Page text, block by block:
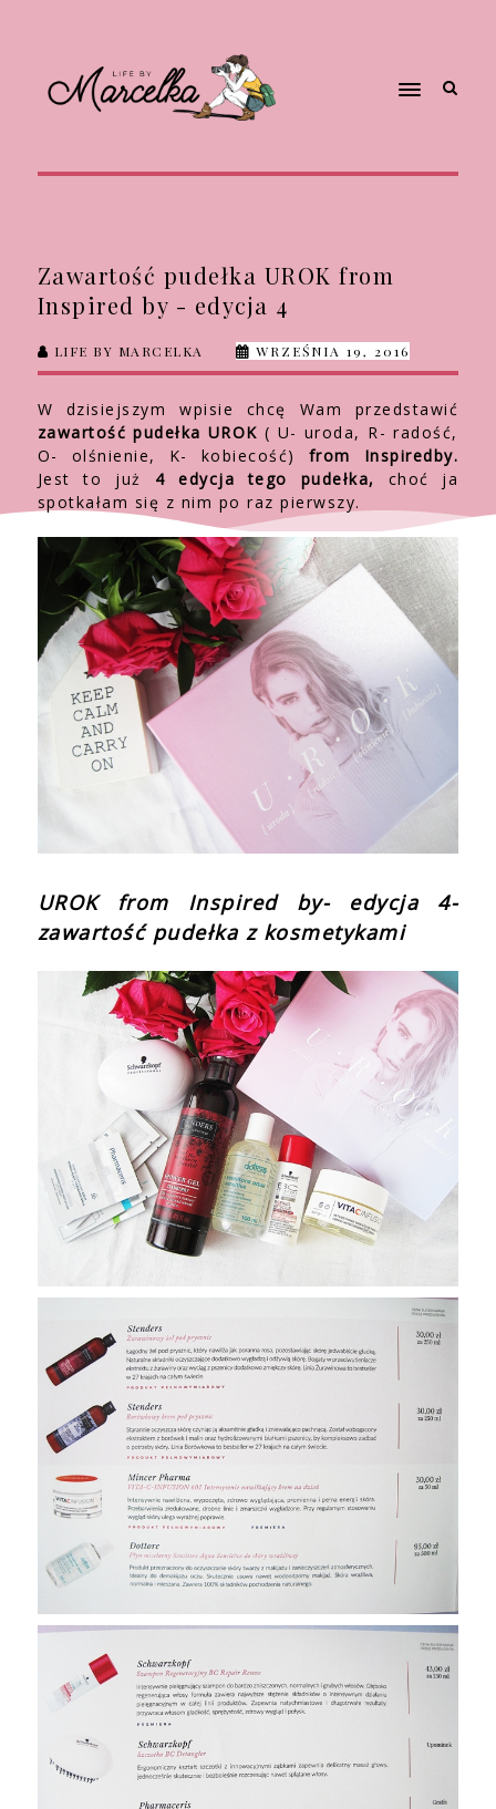
Zawartość pudełka UROK from
Inspired by - edycja 4
LIFE BY MARCELKA WRZEŚNIA 19, 2016
W dzisiejszym wpisie chcę Wam przedstawić
zawartość pudełka UROK( U- uroda, R- radość,
O- olśnienie, K- kobiecość)
from Inspiredby.
Jest to już 4 edycja tego pudełka,
choć ja
spotkałam się z nim po raz pierwszy.
UROK from Inspired by- edycja 4-
zawartość pudełka z kosmetykami